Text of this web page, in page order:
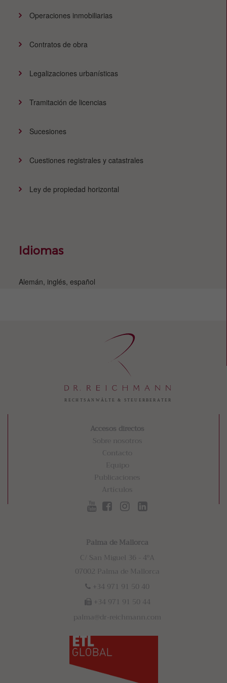
Operaciones inmobiliarias
Contratos de obra
Legalizaciones urbanísticas
Tramitación de licencias
Sucesiones
Cuestiones registrales y catastrales
Ley de propiedad horizontal
Idiomas
Alemán, inglés, español
Accesos directos
Sobre nosotros
Contacto
Equipo
Publicaciones
Artículos
Palma de Mallorca
C/ San Miguel 36 - 4ºA
07002 Palma de Mallorca
+34 971 91 50 40
+34 971 91 50 44
palma@dr-reichmann.com